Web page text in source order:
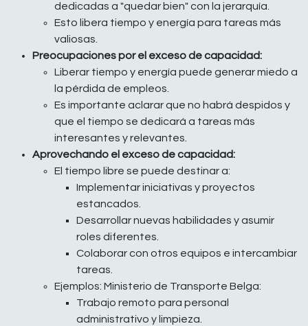
dedicadas a "quedar bien" con la jerarquía.
Esto libera tiempo y energía para tareas más
valiosas.
Preocupaciones por el exceso de capacidad:
Liberar tiempo y energía puede generar miedo a
la pérdida de empleos.
Es importante aclarar que no habrá despidos y
que el tiempo se dedicará a tareas más
interesantes y relevantes.
Aprovechando el exceso de capacidad:
El tiempo libre se puede destinar a:
Implementar iniciativas y proyectos
estancados.
Desarrollar nuevas habilidades y asumir
roles diferentes.
Colaborar con otros equipos e intercambiar
tareas.
Ejemplos: Ministerio de Transporte Belga:
Trabajo remoto para personal
administrativo y limpieza.